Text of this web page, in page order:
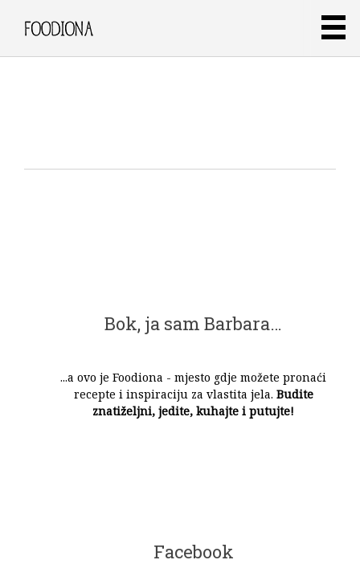
Bok, ja sam Barbara…
...a ovo je Foodiona - mjesto gdje možete pronaći
recepte i inspiraciju za vlastita jela. Budite
znatiželjni, jedite, kuhajte i putujte!
Facebook